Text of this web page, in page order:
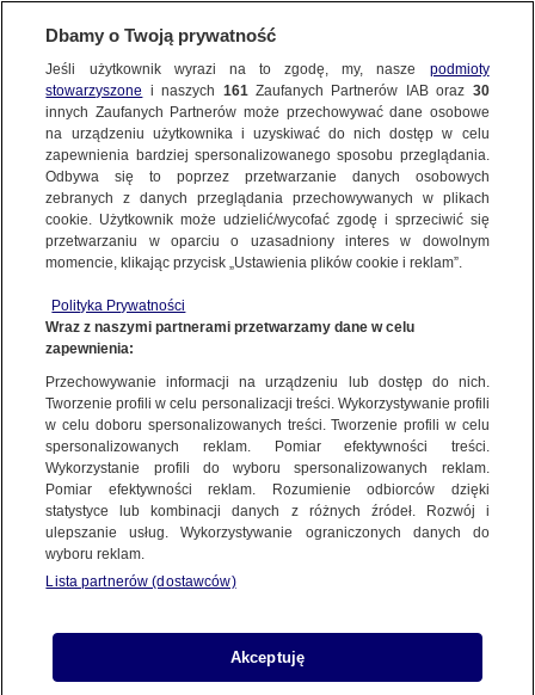
Oops!
Something went wrong. Please try
refreshing the app
Dbamy o Twoją prywatność
Jeśli użytkownik wyrazi na to zgodę, my, nasze podmioty
stowarzyszone i naszych 161Zaufanych Partnerów IAB oraz 30
innych Zaufanych Partnerów może przechowywać dane osobowe
na urządzeniu użytkownika i uzyskiwać do nich dostęp w celu
zapewnienia bardziej spersonalizowanego sposobu przeglądania.
Odbywa się to poprzez przetwarzanie danych osobowych
zebranych z danych przeglądania przechowywanych w plikach
cookie. Użytkownik może udzielić/wycofać zgodę i sprzeciwić się
przetwarzaniu w oparciu o uzasadniony interes w dowolnym
momencie, klikając przycisk „Ustawienia plików cookie i reklam”.
Polityka Prywatności
Wraz z naszymi partnerami przetwarzamy dane w celu
zapewnienia:
Przechowywanie informacji na urządzeniu lub dostęp do nich.
Tworzenie profili w celu personalizacji treści. Wykorzystywanie profili
w celu doboru spersonalizowanych treści. Tworzenie profili w celu
spersonalizowanych reklam. Pomiar efektywności treści.
Wykorzystanie profili do wyboru spersonalizowanych reklam.
Pomiar efektywności reklam. Rozumienie odbiorców dzięki
statystyce lub kombinacji danych z różnych źródeł. Rozwój i
ulepszanie usług. Wykorzystywanie ograniczonych danych do
wyboru reklam.
Lista partnerów (dostawców)
Akceptuję